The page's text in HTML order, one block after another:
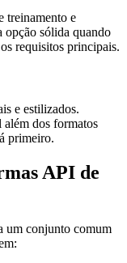
treinamento e
opção sólida quando
requisitos principais.
e estilizados.
além dos formatos
primeiro.
API de
um conjunto comum